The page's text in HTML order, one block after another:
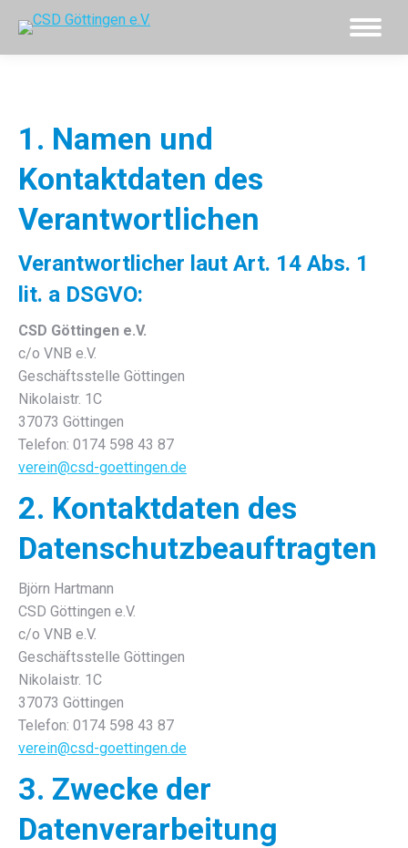
1. Namen und
Kontaktdaten des
Verantwortlichen
Verantwortlicher laut Art. 14 Abs. 1
lit. a DSGVO:
CSD Göttingen e.V.
c/o VNB e.V.
Geschäftsstelle Göttingen
Nikolaistr. 1C
37073 Göttingen
Telefon: 0174 598 43 87
verein@csd-goettingen.de
2. Kontaktdaten des
Datenschutzbeauftragten
Björn Hartmann
CSD Göttingen e.V.
c/o VNB e.V.
Geschäftsstelle Göttingen
Nikolaistr. 1C
37073 Göttingen
Telefon: 0174 598 43 87
verein@csd-goettingen.de
3. Zwecke der
Datenverarbeitung